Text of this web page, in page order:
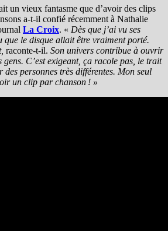
un vieux fantasme que d’avoir des clips
a-t-il confié récemment à Nathalie
La Croix. « Dès que j’ai vu ses
que le disque allait être vraiment porté.
raconte-t-il. Son univers contribue à ouvrir
gens. C’est exigeant, ça racole pas, le trait
des personnes très différentes. Mon seul
un clip par chanson ! »